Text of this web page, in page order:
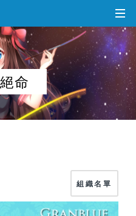
命
組織名單